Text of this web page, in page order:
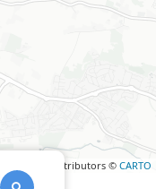
contributors © CARTO